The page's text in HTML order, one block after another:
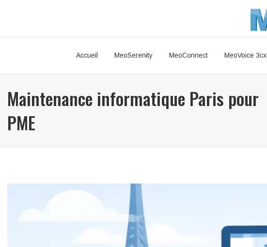
Accueil MeoSerenity MeoConnect MeoVoice 3cx
Maintenance informatique Paris pour
PME